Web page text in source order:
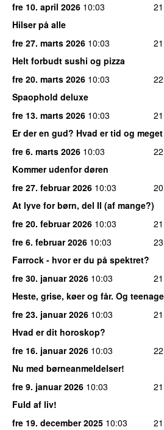
fre 10. april 2026 10:03
21
Hilser på alle
fre 27. marts 2026 10:03
21
Helt forbudt sushi og pizza
fre 20. marts 2026 10:03
22
Spaophold deluxe
fre 13. marts 2026 10:03
21
Er der en gud? Hvad er tid og
fre 6. marts 2026 10:03
22
Kommer udenfor døren
fre 27. februar 2026 10:03
20
At lyve for børn, del II (af mange?)
fre 20. februar 2026 10:03
21
fre 6. februar 2026 10:03
23
Farrock - hvor er du på spektret?
fre 30. januar 2026 10:03
21
Heste, grise, køer og får. Og
fre 23. januar 2026 10:03
21
Hvad er dit horoskop?
fre 16. januar 2026 10:03
22
Nu med børneanmeldelser!
fre 9. januar 2026 10:03
21
Fuld af liv!
fre 19. december 2025 10:03
21